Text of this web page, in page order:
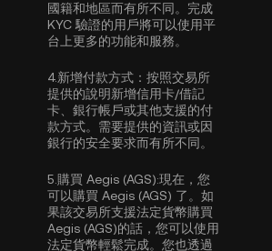
國籍和地區而有所不同。完成
KYC 驗證的用戶將可以使用平
台上更多的功能和服務。
4.新增付款方式： 按照交易所
提供的說明新增信用卡/借記
卡、銀行帳戶或其他支援的付
款方式。需要提供的資訊或因
銀行的安全要求而有所不同。
5. 購買 Aegis (AGS):現在，您
可以購買 Aegis (AGS) 了。如
果該交易所支援法定貨幣購買
Aegis (AGS)的話，您可以使用
法定貨幣輕鬆完成。您也透過